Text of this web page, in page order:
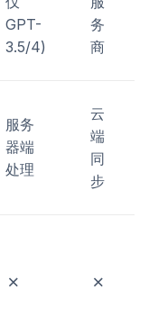
GPT-
3.5/4)
务
商
服务
器端
处理
云
端
同
步
✗ ✗